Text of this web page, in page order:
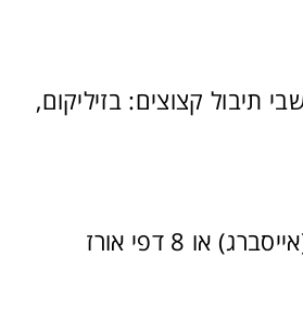
תיבול קצוצים: בזיליקום,